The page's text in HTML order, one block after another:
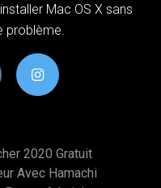
Mac OS X sans
problème.
2020 Gratuit
Avec Hamachi